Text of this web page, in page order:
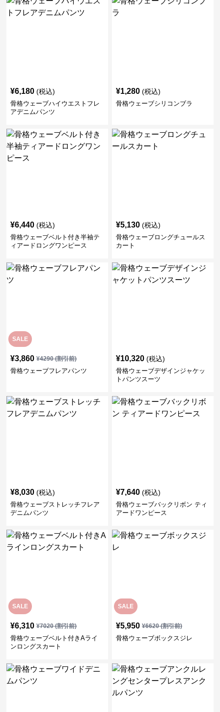
¥6,180 (税込)
骨格ウェーブハイウエストフレ
アデニムパンツ
¥1,280 (税込)
骨格ウェーブシリコンブラ
¥6,440 (税込)
骨格ウェーブベルト付き半袖テ
ィアードロングワンピース
¥5,130 (税込)
骨格ウェーブロングチュールス
カート
SALE
¥3,860 ¥4290(割引前)
骨格ウェーブフレアパンツ
¥10,320 (税込)
骨格ウェーブデザインジャケッ
トパンツスーツ
¥8,030 (税込)
骨格ウェーブストレッチフレア
デニムパンツ
¥7,640 (税込)
骨格ウェーブバックリボン ティ
アードワンピース
SALE
¥6,310 ¥7020(割引前)
骨格ウェーブベルト付きAライ
ンロングスカート
SALE
¥5,950 ¥6620(割引前)
骨格ウェーブボックスジレ